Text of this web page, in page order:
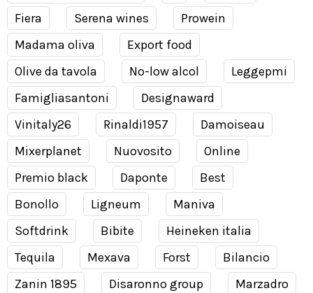
Fiera
Serena wines
Prowein
Madama oliva
Export food
Olive da tavola
No-low alcol
Leggepmi
Famigliasantoni
Designaward
Vinitaly26
Rinaldi1957
Damoiseau
Mixerplanet
Nuovosito
Online
Premio black
Daponte
Best
Bonollo
Ligneum
Maniva
Softdrink
Bibite
Heineken italia
Tequila
Mexava Forst
Bilancio
Zanin 1895
Disaronno group
Marzadro